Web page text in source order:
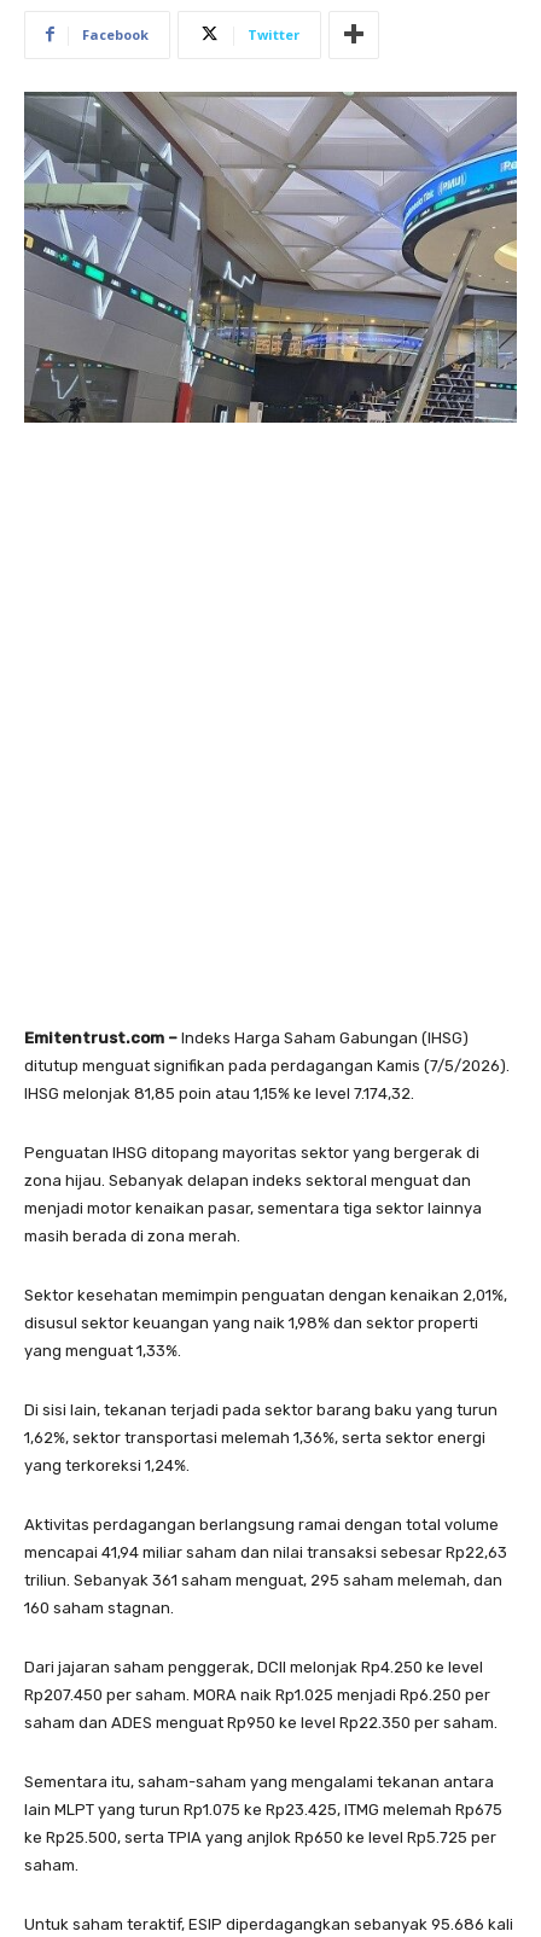
Facebook Twitter
Emitentrust.com – Indeks Harga Saham Gabungan (IHSG)
ditutup menguat signifikan pada perdagangan Kamis (7/5/2026).
IHSG melonjak 81,85 poin atau 1,15% ke level 7.174,32.
Penguatan IHSG ditopang mayoritas sektor yang bergerak di
zona hijau. Sebanyak delapan indeks sektoral menguat dan
menjadi motor kenaikan pasar, sementara tiga sektor lainnya
masih berada di zona merah.
Sektor kesehatan memimpin penguatan dengan kenaikan 2,01%,
disusul sektor keuangan yang naik 1,98% dan sektor properti
yang menguat 1,33%.
Di sisi lain, tekanan terjadi pada sektor barang baku yang turun
1,62%, sektor transportasi melemah 1,36%, serta sektor energi
yang terkoreksi 1,24%.
Aktivitas perdagangan berlangsung ramai dengan total volume
mencapai 41,94 miliar saham dan nilai transaksi sebesar Rp22,63
triliun. Sebanyak 361 saham menguat, 295 saham melemah, dan
160 saham stagnan.
Dari jajaran saham penggerak, DCII melonjak Rp4.250 ke level
Rp207.450 per saham. MORA naik Rp1.025 menjadi Rp6.250 per
saham dan ADES menguat Rp950 ke level Rp22.350 per saham.
Sementara itu, saham-saham yang mengalami tekanan antara
lain MLPT yang turun Rp1.075 ke Rp23.425, ITMG melemah Rp675
ke Rp25.500, serta TPIA yang anjlok Rp650 ke level Rp5.725 per
saham.
Untuk saham teraktif, ESIP diperdagangkan sebanyak 95.686 kali